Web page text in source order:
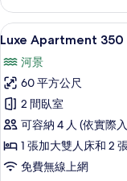
340
的
詳
顯
Luxe
Apartment
350
的
所
有
8
Luxe Apartment 350
河景
60 平方公尺
2 間臥室
可容納 4 人 (依實際
1 張加大雙人床和 2
免費無線上網